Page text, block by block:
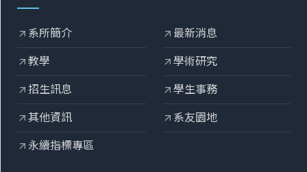
arrow_outward 系所簡介 arrow_outward 最新消息
arrow_outward 教學 arrow_outward 學術研究
arrow_outward 招生訊息 arrow_outward 學生事務
arrow_outward 其他資訊 arrow_outward 系友園地
arrow_outward 永續指標專區